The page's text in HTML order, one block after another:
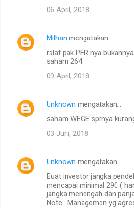
r
06 April, 2018
Milhan mengatakan…
ralat pak PER nya
saham 264
09 April, 2018
Unknown mengatakan…
saham WEGE sprnya
03 Juni, 2018
Unknown mengatakan…
Buat investor jangka
mencapai minimal 290 (
jangka menengah dan
Note : Managemen yg